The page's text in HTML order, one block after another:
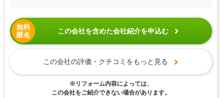
無料
匿名
この会社を含めた会社紹介を申込む
この会社の評価・クチコミをもっと見る
※リフォーム内容によっては、
この会社をご紹介できない場合があります。